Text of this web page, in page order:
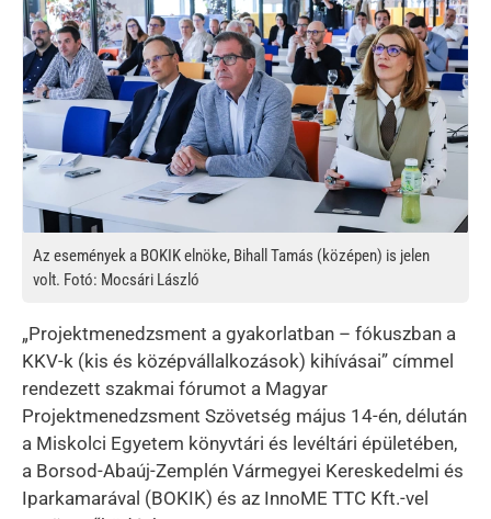
Az események a BOKIK elnöke, Bihall Tamás (középen) is jelen
volt. Fotó: Mocsári László
„Projektmenedzsment a gyakorlatban – fókuszban a
KKV-k (kis és középvállalkozások) kihívásai” címmel
rendezett szakmai fórumot a Magyar
Projektmenedzsment Szövetség május 14-én, délután
a Miskolci Egyetem könyvtári és levéltári épületében,
a Borsod-Abaúj-Zemplén Vármegyei Kereskedelmi és
Iparkamarával (BOKIK) és az InnoME TTC Kft.-vel